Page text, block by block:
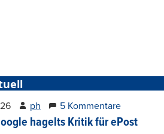
ph 5 Kommentare
hagelts Kritik für ePost